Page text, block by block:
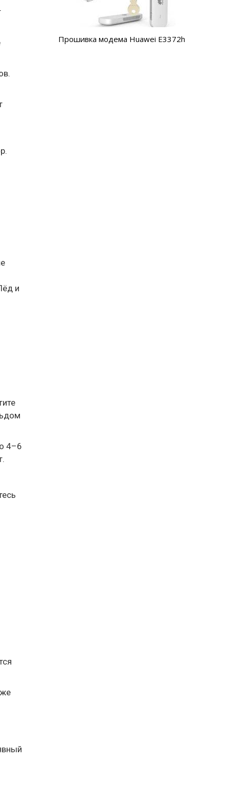
и
4–6
Прошивка модема Huawei E3372h